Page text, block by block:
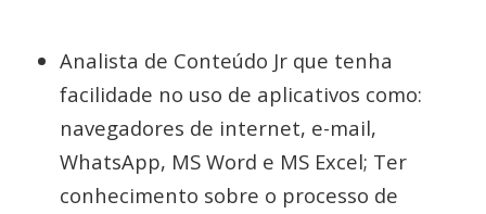
Analista de Conteúdo Jr que tenha
facilidade no uso de aplicativos como:
navegadores de internet, e-mail,
WhatsApp, MS Word e MS Excel; Ter
conhecimento sobre o processo de